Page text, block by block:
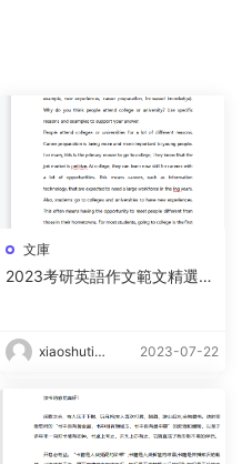
文庫
2023考研英語作文範文精選15
xiaoshutin
2023-07-22